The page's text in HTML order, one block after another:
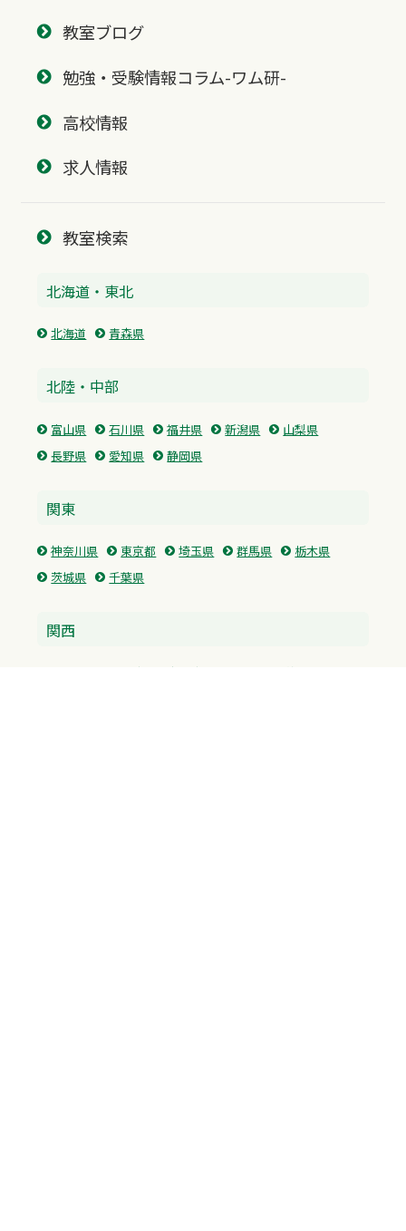
教室ブログ
勉強・受験情報コラム-ワム研-
高校情報
求人情報
教室検索
北海道・東北
北海道 青森県
北陸・中部
富山県 石川県 福井県 新潟県
山梨県
長野県
愛知県 静岡県
関東
神奈川県 東京都 埼玉県 群馬県
栃木県
茨城県
千葉県
関西
大阪府 京都府
滋賀県